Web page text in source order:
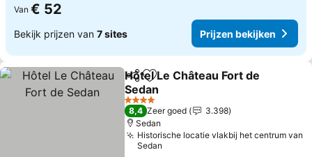
Van € 52
Bekijk prijzen van 7 sites Prijzen bekijken
DelenToevoegen aan favorieten
Hôtel Le Château Fort de
Sedan
4 Sterren
8,4 Zeer goed
3.398
Sedan
Historische locatie vlakbij het centrum van
Sedan